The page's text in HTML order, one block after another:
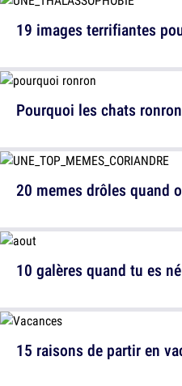
Pourquoi les chats
10 galères quand tu es
19 images terrifiantes
20 memes drôles quand
15 raisons de partir en